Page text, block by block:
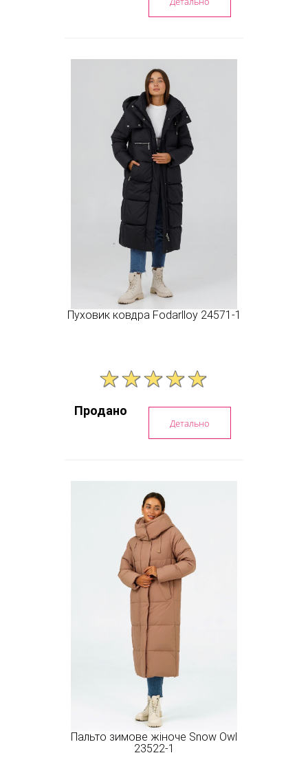
Пуховик ковдра Fodarlloy 24571-1
Продано
Детально
Пальто зимове жіноче Snow Owl
23522-1